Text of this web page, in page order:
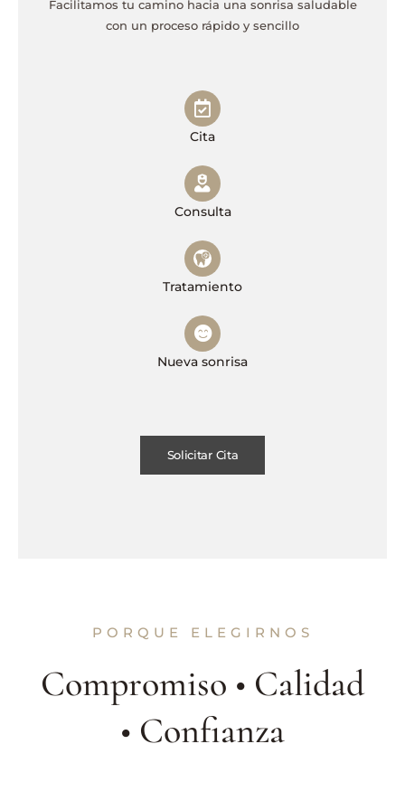
Facilitamos tu camino hacia una sonrisa saludable
con un proceso rápido y sencillo
Cita
Consulta
Tratamiento
Nueva sonrisa
Solicitar Cita
PORQUE ELEGIRNOS
Compromiso • Calidad
• Confianza